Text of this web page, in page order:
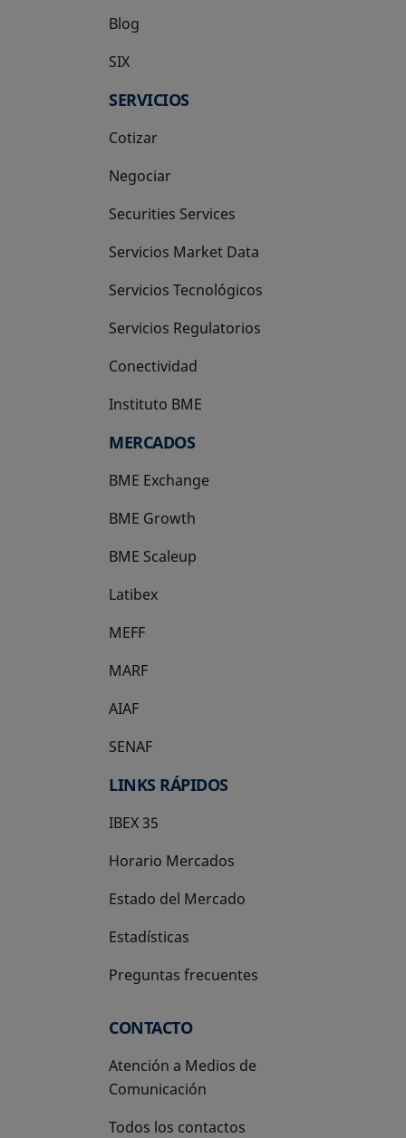
Blog
SIX
se abre en una pestaña nueva
SERVICIOS
Cotizar
Negociar
Securities Services
Servicios Market Data
Servicios Tecnológicos
Servicios Regulatorios
Conectividad
Instituto BME
se abre en una pestaña nueva
MERCADOS
BME Exchange
BME Growth
se abre en una pestaña nueva
BME Scaleup
se abre en una pestaña nueva
Latibex
se abre en una pestaña nueva
MEFF
se abre en una pestaña nueva
MARF
AIAF
SENAF
LINKS RÁPIDOS
IBEX 35
Horario Mercados
Estado del Mercado
Estadísticas
Preguntas frecuentes
CONTACTO
Atención a Medios de
Comunicación
Todos los contactos